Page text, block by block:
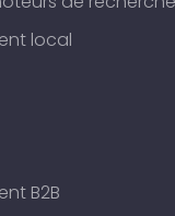
local
B2B